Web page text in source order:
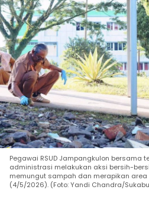
Pegawai RSUD Jampangkulon bersama
administrasi melakukan aksi bersih-
memungut sampah dan merapikan area
(4/5/2026). (Foto: Yandi Chandra/